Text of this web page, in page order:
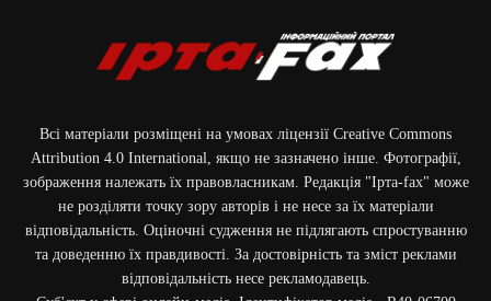
Всі матеріали розміщені на умовах ліцензії Creative Commons
Attribution 4.0 International, якщо не зазначено інше. Фотографії,
зображення належать їх правовласникам. Редакція "Ірта-fax" може
не розділяти точку зору авторів і не несе за їх матеріали
відповідальність. Оціночні судження не підлягають спростуванню
та доведенню їх правдивості. За достовірність та зміст реклами
відповідальність несе рекламодавець.